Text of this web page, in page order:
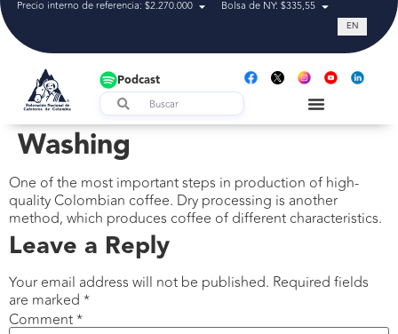
Precio interno de referencia: $2.270.000 Bolsa de NY: $335,55 Tasa de
EN
Podcast
Washing
One of the most important steps in production of high-
quality Colombian coffee. Dry processing is another
method, which produces coffee of different characteristics.
Leave a Reply
Your email address will not be published. Required fields
are marked *
Comment*